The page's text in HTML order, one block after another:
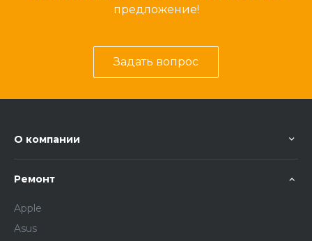
предложение!
Задать вопрос
О компании
Ремонт
Apple
Asus